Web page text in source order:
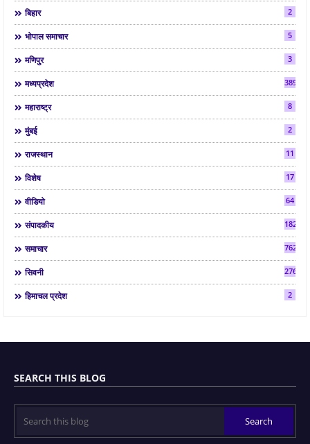
बिहार 2
भोपाल समाचार 5
मणिपुर 3
मध्यप्रदेश 3892
महाराष्ट्र 8
मुंबई 2
राजस्थान 11
विशेष 17
वीडियो 64
संपादकीय 182
समाचार 7624
सिवनी 2763
हिमाचल प्रदेश 2
SEARCH THIS BLOG